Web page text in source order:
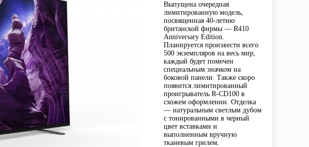
Выпущена очередная
лимитированную модель,
посвященная 40-летию
британской фирмы — R410
Anniversary Edition.
Планируется произвести всего
500 экземпляров на весь мир,
каждый будет помечен
специальным значком на
боковой панели. Также скоро
появится лимитированный
проигрыватель R-CD100 в
схожем оформлении. Отделка
— натуральным светлым дубом
с тонированными в черный
цвет вставками и
выполненным вручную
тканевым грилем.